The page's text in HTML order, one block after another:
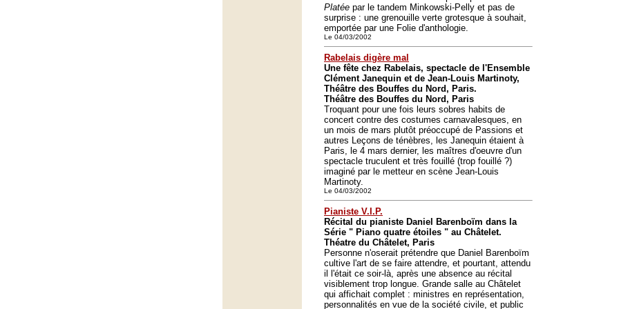
Platée par le tandem Minkowski-Pelly et pas de
surprise : une grenouille verte grotesque à souhait,
emportée par une Folie d'anthologie.
Le 04/03/2002
Rabelais digère mal
Une fête chez Rabelais, spectacle de l'Ensemble
Clément Janequin et de Jean-Louis Martinoty,
Théâtre des Bouffes du Nord, Paris.
Théâtre des Bouffes du Nord, Paris
Troquant pour une fois leurs sobres habits de
concert contre des costumes carnavalesques, en
un mois de mars plutôt préoccupé de Passions et
autres Leçons de ténèbres, les Janequin étaient à
Paris, le 4 mars dernier, les maîtres d'oeuvre d'un
spectacle truculent et très fouillé (trop fouillé ?)
imaginé par le metteur en scène Jean-Louis
Martinoty.
Le 04/03/2002
Pianiste V.I.P.
Récital du pianiste Daniel Barenboïm dans la
Série " Piano quatre étoiles " au Châtelet.
Théatre du Châtelet, Paris
Personne n'oserait prétendre que Daniel Barenboïm
cultive l'art de se faire attendre, et pourtant, attendu
il l'était ce soir-là, après une absence au récital
visiblement trop longue. Grande salle au Châtelet
qui affichait complet : ministres en représentation,
personnalités en vue de la société civile, et public